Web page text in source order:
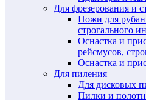
Для фрезерования и
Ножи для
строгального
Оснастка и
рейсмусов,
Оснастка и
Для пиления
Для дисковых
Пилки и